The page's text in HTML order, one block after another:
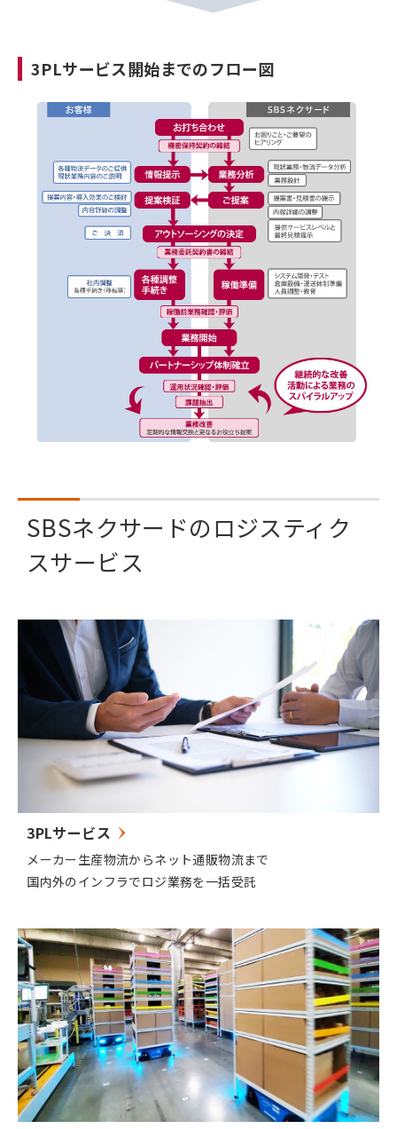
3PLサービス開始までのフロー図
SBSネクサードのロジスティク
スサービス
3PLサービス
メーカー生産物流からネット通販物流まで
国内外のインフラでロジ業務を一括受託